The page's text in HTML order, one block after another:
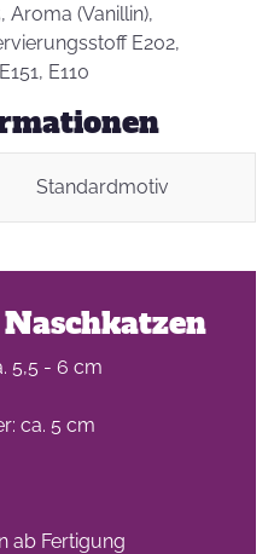
Aroma (Vanillin),
E202,
E110
Standardmotiv
5,5 - 6 cm
ca. 5 cm
ab Fertigung